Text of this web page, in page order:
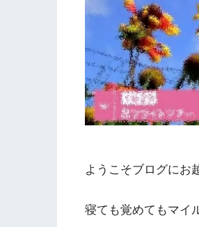
ようこそブログにお
寝ても覚めてもマイ